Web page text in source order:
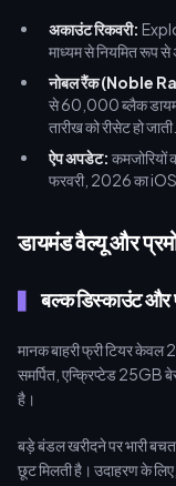
अकाउंट रिकवरी:
माध्यम से नियमित रूप
नोबल रैंक (Noble
से 60,000 ब्लैक
तारीख को रीसेट हो जाती.
ऐप अपडेट:
फरवरी, 2026 का iOS
डायमंड वैल्यू और
बल्क डिस्काउंट और
मानक बाहरी फ्री टियर
समर्पित, एन्क्रिप्टेड 25GB
है।
बड़े बंडल खरीदने पर भारी
छूट मिलती है। उदाहरण के